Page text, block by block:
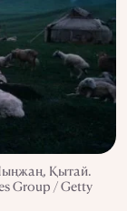
Қытай.
Group / Getty